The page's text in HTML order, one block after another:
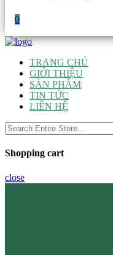
0
TRANG CHỦ
GIỚI THIỆU
SẢN PHẨM
TIN TỨC
LIÊN HỆ
Shopping cart
close